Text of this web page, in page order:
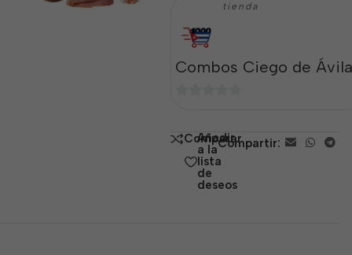
tienda
Combos Ciego de Ávila
5 Comparar
Añadir
a la
lista
de
deseos
Compartir: